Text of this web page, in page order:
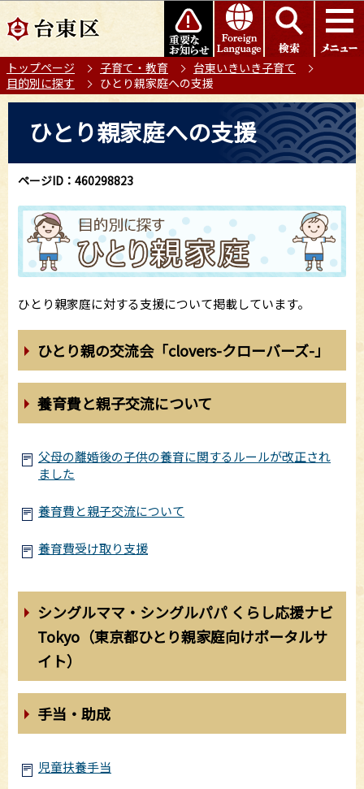
の
ー
ジ
このページの本文へ移動
トップページ 子育て・教育
台東いきいき子育て
目的別に探す
ひとり親家庭への支援
ひとり親家庭への支援
ページID：460298823
ひとり親家庭に対する支援について掲載しています。
ひとり親の交流会「clovers-クローバーズ-」
養育費と親子交流について
父母の離婚後の子供の養育に関するルールが改正され
ました
養育費と親子交流について
養育費受け取り支援
シングルママ・シングルパパ くらし応援ナビ
Tokyo（東京都ひとり親家庭向けポータルサ
イト）
手当・助成
児童扶養手当